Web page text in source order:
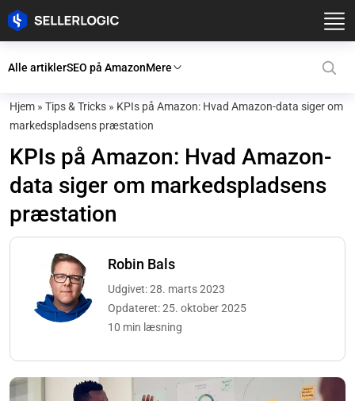
Alle artiklerSEO på AmazonMere
Hjem » Tips & Tricks » KPIs på Amazon: Hvad Amazon-data siger om
markedspladsens præstation
KPIs på Amazon: Hvad Amazon-
data siger om markedspladsens
præstation
Robin Bals
Udgivet: 28. marts 2023
Opdateret: 25. oktober 2025
10 min læsning